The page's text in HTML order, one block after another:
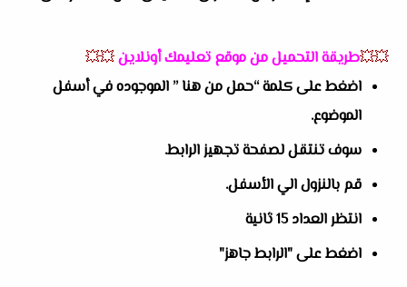
💥💥طريقة التحميل من موقع تعليمك أونلاين💥💥
اضغط على كلمة “حمل من هنا ” الموجوده في أسفل
الموضوع.
سوف تنتقل لصفحة تجهيز الرابط.
قم بالنزول الي الأسفل.
انتظر العداد 15 ثانية
اضغط على "الرابط جاهز"